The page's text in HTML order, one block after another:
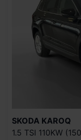
SKODA KAROQ